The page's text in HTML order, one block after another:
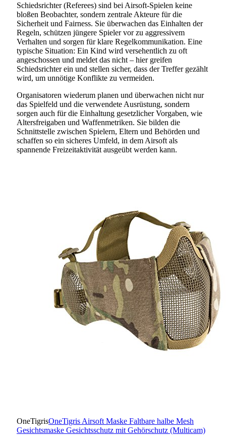
Schiedsrichter (Referees) sind bei Airsoft-Spielen keine
bloßen Beobachter, sondern zentrale Akteure für die
Sicherheit und Fairness. Sie überwachen das Einhalten der
Regeln, schützen jüngere Spieler vor zu aggressivem
Verhalten und sorgen für klare Regelkommunikation. Eine
typische Situation: Ein Kind wird versehentlich zu oft
angeschossen und meldet das nicht – hier greifen
Schiedsrichter ein und stellen sicher, dass der Treffer gezählt
wird, um unnötige Konflikte zu vermeiden.
Organisatoren wiederum planen und überwachen nicht nur
das Spielfeld und die verwendete Ausrüstung, sondern
sorgen auch für die Einhaltung gesetzlicher Vorgaben, wie
Altersfreigaben und Waffenmetriken. Sie bilden die
Schnittstelle zwischen Spielern, Eltern und Behörden und
schaffen so ein sicheres Umfeld, in dem Airsoft als
spannende Freizeitaktivität ausgeübt werden kann.
OneTigrisOneTigris Airsoft Maske Faltbare halbe Mesh
Gesichtsmaske Gesichtsschutz mit Gehörschutz (Multicam)